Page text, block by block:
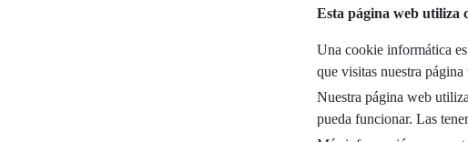
Esta página web utiliza
Una cookie informática
que visitas nuestra página
Nuestra página web
pueda funcionar. Las